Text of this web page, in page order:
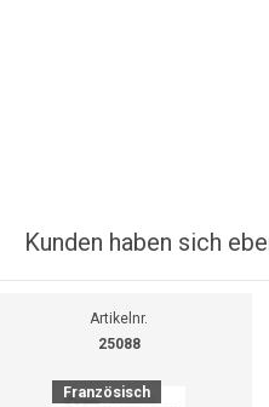
Kunden haben sich
Artikelnr.
25088
Französisch